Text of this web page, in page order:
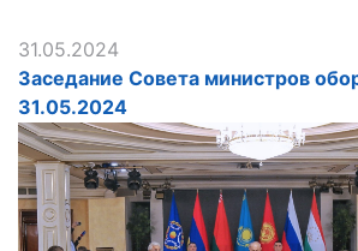
31.05.2024
Заседание Совета министров
31.05.2024